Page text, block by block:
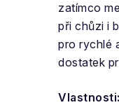
zatímco
při chůzi i
pro rychlé
dostatek
Vlastnosti: